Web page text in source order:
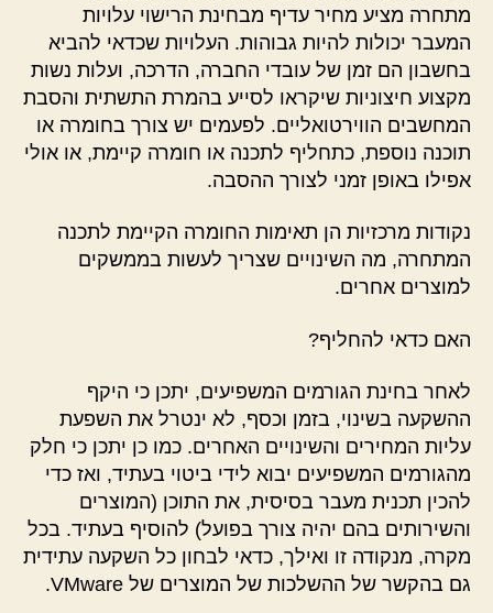
מתחרה מציע מחיר עדיף מבחינת הרישוי עלויות
המעבר יכולות להיות גבוהות. העלויות שכדאי להביא
בחשבון הם זמן של עובדי החברה, הדרכה, ועלות נשות
מקצוע חיצוניות שיקראו לסייע בהמרת התשתית והסבת
המחשבים הווירטואליים. לפעמים יש צורך בחומרה או
תוכנה נוספת, כתחליף לתכנה או חומרה קיימת, או אולי
אפילו באופן זמני לצורך ההסבה.
נקודות מרכזיות הן תאימות החומרה הקיימת לתכנה
המתחרה, מה השינויים שצריך לעשות בממשקים
למוצרים אחרים.
האם כדאי להחליף?
לאחר בחינת הגורמים המשפיעים, יתכן כי היקף
ההשקעה בשינוי, בזמן וכסף, לא ינטרל את השפעת
עליות המחירים והשינויים האחרים. כמו כן יתכן כי חלק
מהגורמים המשפיעים יבוא לידי ביטוי בעתיד, ואז כדי
להכין תכנית מעבר בסיסית, את התוכן (המוצרים
והשירותים בהם יהיה צורך בפועל) להוסיף בעתיד. בכל
מקרה, מנקודה זו ואילך, כדאי לבחון כל השקעה עתידית
גם בהקשר של ההשלכות של המוצרים של VMware.